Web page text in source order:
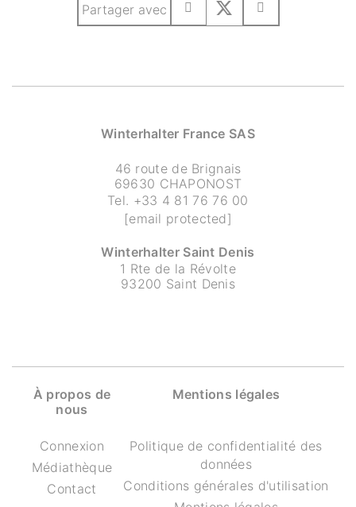
Partager avec
Winterhalter France SAS
46 route de Brignais
69630 CHAPONOST
Tel. +33 4 81 76 76 00
[email protected]
Winterhalter Saint Denis
1 Rte de la Révolte
93200 Saint Denis
À propos de
nous
Connexion
Médiathèque
Contact
Mentions légales
Politique de confidentialité des
données
Conditions générales d'utilisation